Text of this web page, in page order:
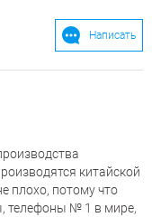
Написать
китайской
плохо, потому что
телефоны № 1 в мире,